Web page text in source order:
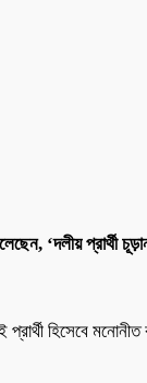
প্রার্থী চূড়ান্ত
প্রার্থী হিসেবে